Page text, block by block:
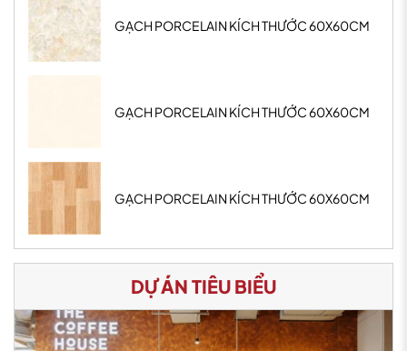
GẠCH PORCELAIN KÍCH THƯỚC 60X60CM
GẠCH PORCELAIN KÍCH THƯỚC 60X60CM
GẠCH PORCELAIN KÍCH THƯỚC 60X60CM
DỰ ÁN TIÊU BIỂU